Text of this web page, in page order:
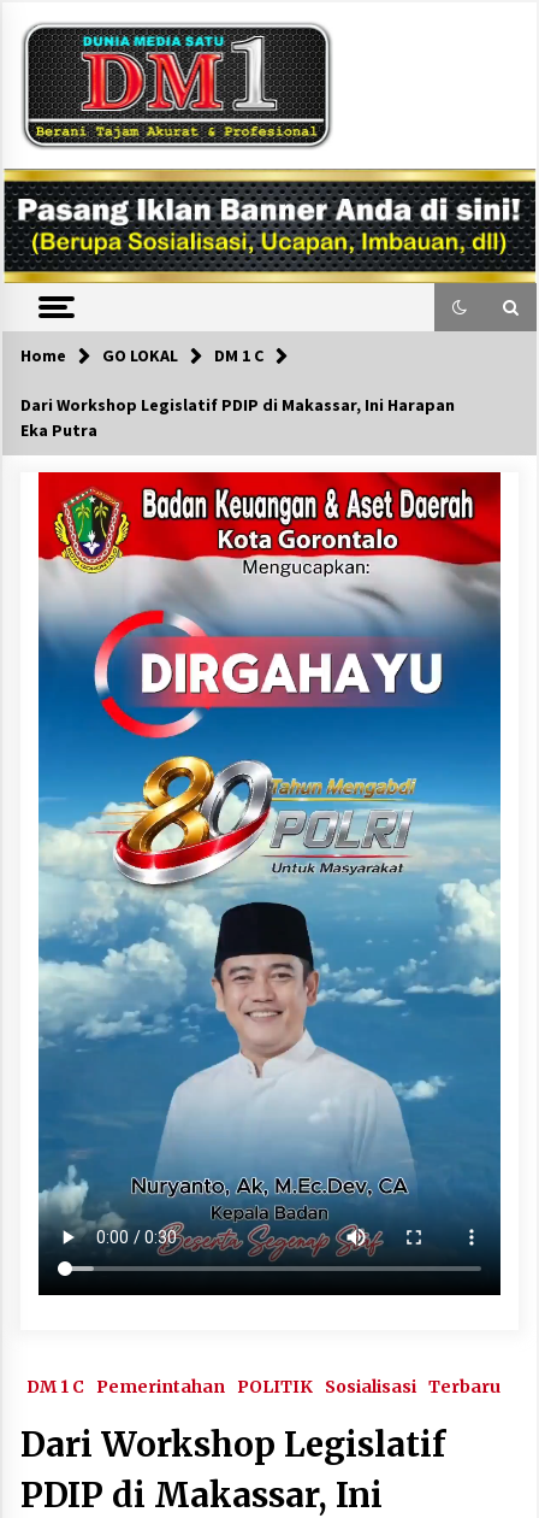
content
DM1
Home GO LOKAL DM 1 C
Dari Workshop Legislatif PDIP di Makassar, Ini Harapan
Eka Putra
DM 1 C Pemerintahan POLITIK Sosialisasi Terbaru
Dari Workshop Legislatif
PDIP di Makassar, Ini